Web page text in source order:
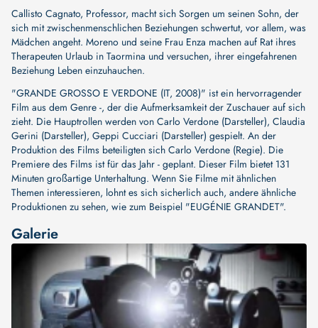
Callisto Cagnato, Professor, macht sich Sorgen um seinen Sohn, der
sich mit zwischenmenschlichen Beziehungen schwertut, vor allem, was
Mädchen angeht. Moreno und seine Frau Enza machen auf Rat ihres
Therapeuten Urlaub in Taormina und versuchen, ihrer eingefahrenen
Beziehung Leben einzuhauchen.
"GRANDE GROSSO E VERDONE (IT, 2008)" ist ein hervorragender
Film aus dem Genre -, der die Aufmerksamkeit der Zuschauer auf sich
zieht. Die Hauptrollen werden von Carlo Verdone (Darsteller), Claudia
Gerini (Darsteller), Geppi Cucciari (Darsteller) gespielt. An der
Produktion des Films beteiligten sich Carlo Verdone (Regie). Die
Premiere des Films ist für das Jahr - geplant. Dieser Film bietet 131
Minuten großartige Unterhaltung. Wenn Sie Filme mit ähnlichen
Themen interessieren, lohnt es sich sicherlich auch, andere ähnliche
Produktionen zu sehen, wie zum Beispiel "EUGÉNIE GRANDET".
Galerie